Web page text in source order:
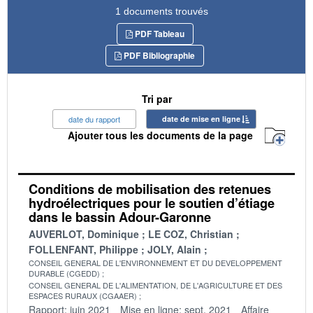
1 documents trouvés
PDF Tableau
PDF Bibliographie
Tri par
date du rapport date de mise en ligne
Ajouter tous les documents de la page
Conditions de mobilisation des retenues
hydroélectriques pour le soutien d’étiage
dans le bassin Adour-Garonne
AUVERLOT, Dominique
LE COZ, Christian
FOLLENFANT, Philippe
JOLY, Alain
CONSEIL GENERAL DE L'ENVIRONNEMENT ET DU DEVELOPPEMENT
DURABLE (CGEDD)
CONSEIL GENERAL DE L'ALIMENTATION, DE L'AGRICULTURE ET DES
ESPACES RURAUX (CGAAER)
Rapport: juin 2021 Mise en ligne: sept. 2021
Affaire